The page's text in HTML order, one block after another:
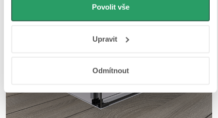
personalizovanou reklamu. Jak Google zpracovává
osobní údaje najdete na stránkách
Povolit vše
Upravit
Odmítnout